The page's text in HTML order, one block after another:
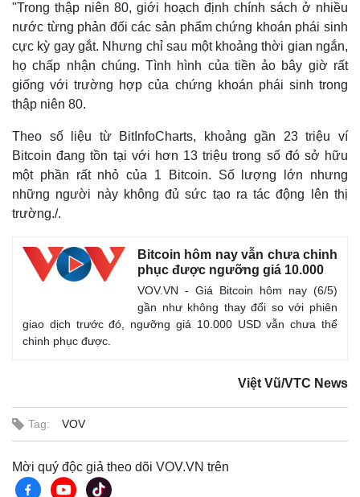
Thế giới
Hồ sơ
Multimedia
Video
Ảnh
E-Magazine
"Trong thập niên 80, giới hoạch định chính sách ở nhiều
nước từng phản đối các sản phẩm chứng khoán phái sinh
cực kỳ gay gắt. Nhưng chỉ sau một khoảng thời gian ngắn,
họ chấp nhận chúng. Tình hình của tiền ảo bây giờ rất
giống với trường hợp của chứng khoán phái sinh trong
thập niên 80.
Theo số liệu từ BitInfoCharts, khoảng gần 23 triệu ví
Bitcoin đang tồn tại với hơn 13 triệu trong số đó sở hữu
một phần rất nhỏ của 1 Bitcoin. Số lượng lớn nhưng
những người này không đủ sức tạo ra tác động lên thị
trường./.
Bitcoin hôm nay vẫn chưa chinh
phục được ngưỡng giá 10.000
VOV.VN - Giá Bitcoin hôm nay (6/5)
gần như không thay đổi so với phiên
giao dịch trước đó, ngưỡng giá 10.000 USD vẫn chưa thể
chinh phục được.
Việt Vũ/VTC News
Tag: VOV
Mời quý độc giả theo dõi VOV.VN trên